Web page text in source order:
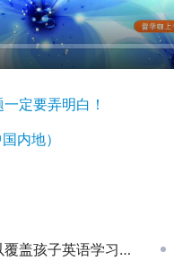
定要弄明白！
内地）
语学习的整个成长路线